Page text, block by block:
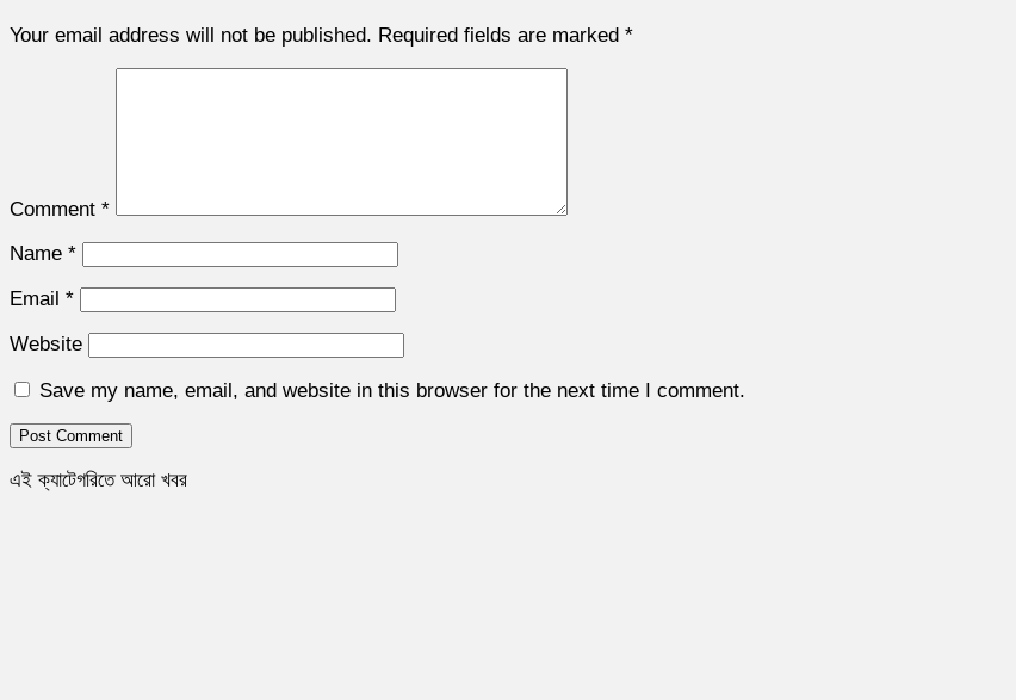
Your email address will not be published. Required fields are marked *
Comment *
Name *
Email *
Website
Save my name, email, and website in this browser for the next time I comment.
এই ক্যাটেগরিতে আরো খবর